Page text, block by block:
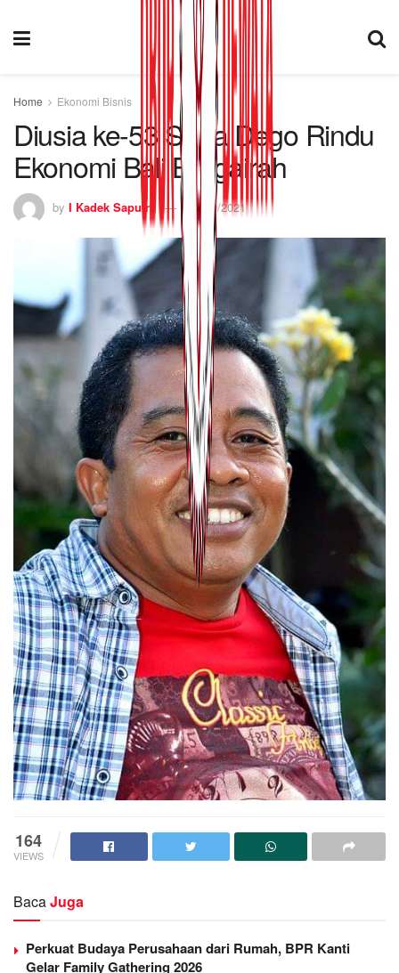
Home Ekonomi Bisnis
Diusia ke-53 Sada Dego Rindu
Ekonomi Bali Bergairah
by I Kadek Saputra 01/09/2021
164
VIEWS
BacaJuga
Perkuat Budaya Perusahaan dari Rumah, BPR Kanti
Gelar Family Gathering 2026